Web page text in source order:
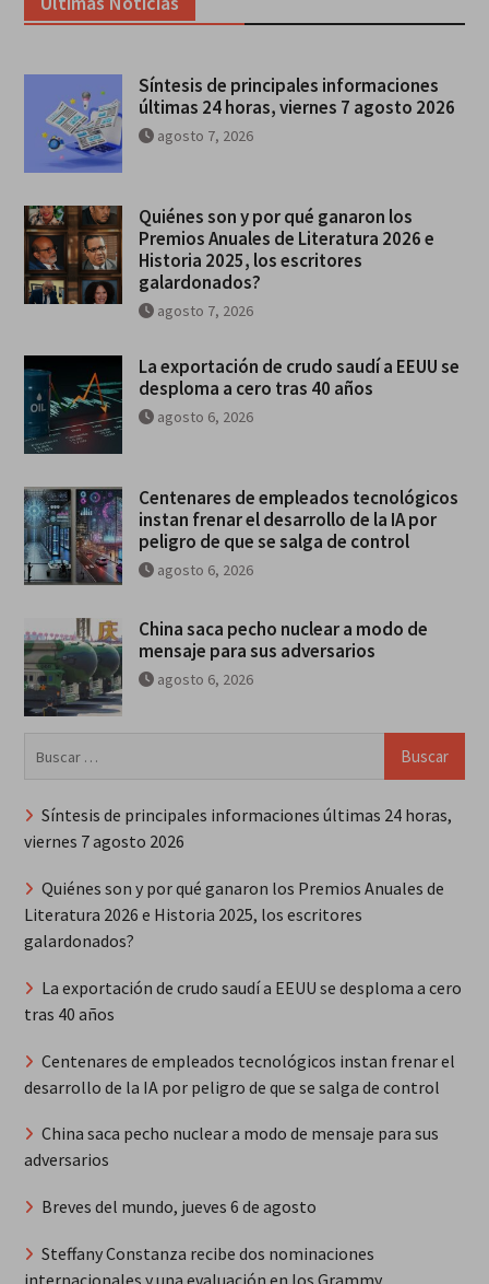
Síntesis de principales informaciones
últimas 24 horas, viernes 7 agosto 2026
agosto 7, 2026
Quiénes son y por qué ganaron los
Premios Anuales de Literatura 2026 e
Historia 2025, los escritores
galardonados?
agosto 7, 2026
La exportación de crudo saudí a EEUU se
desploma a cero tras 40 años
agosto 6, 2026
Centenares de empleados tecnológicos
instan frenar el desarrollo de la IA por
peligro de que se salga de control
agosto 6, 2026
China saca pecho nuclear a modo de
mensaje para sus adversarios
agosto 6, 2026
Síntesis de principales informaciones últimas 24 horas,
viernes 7 agosto 2026
Quiénes son y por qué ganaron los Premios Anuales de
Literatura 2026 e Historia 2025, los escritores
galardonados?
La exportación de crudo saudí a EEUU se desploma a cero
tras 40 años
Centenares de empleados tecnológicos instan frenar el
desarrollo de la IA por peligro de que se salga de control
China saca pecho nuclear a modo de mensaje para sus
adversarios
Breves del mundo, jueves 6 de agosto
Steffany Constanza recibe dos nominaciones